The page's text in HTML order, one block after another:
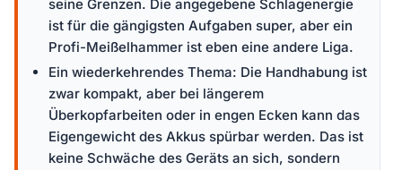
seine Grenzen. Die angegebene Schlagenergie
ist für die gängigsten Aufgaben super, aber ein
Profi-Meißelhammer ist eben eine andere Liga.
Ein wiederkehrendes Thema: Die Handhabung ist
zwar kompakt, aber bei längerem
Überkopfarbeiten oder in engen Ecken kann das
Eigengewicht des Akkus spürbar werden. Das ist
keine Schwäche des Geräts an sich, sondern